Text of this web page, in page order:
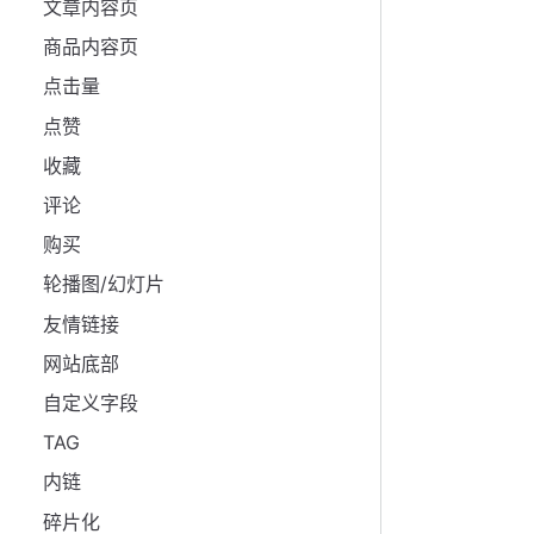
文章内容页
商品内容页
点击量
点赞
收藏
评论
购买
轮播图/幻灯片
友情链接
网站底部
自定义字段
TAG
内链
碎片化